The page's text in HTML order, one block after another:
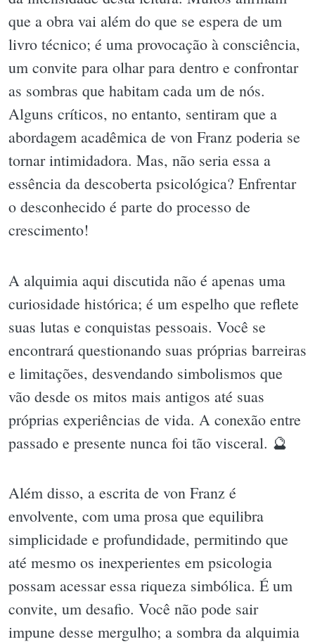
que a obra vai além do que se espera de um
livro técnico; é uma provocação à consciência,
um convite para olhar para dentro e confrontar
as sombras que habitam cada um de nós.
Alguns críticos, no entanto, sentiram que a
abordagem acadêmica de von Franz poderia se
tornar intimidadora. Mas, não seria essa a
essência da descoberta psicológica? Enfrentar
o desconhecido é parte do processo de
crescimento!
A alquimia aqui discutida não é apenas uma
curiosidade histórica; é um espelho que reflete
suas lutas e conquistas pessoais. Você se
encontrará questionando suas próprias barreiras
e limitações, desvendando simbolismos que
vão desde os mitos mais antigos até suas
próprias experiências de vida. A conexão entre
passado e presente nunca foi tão visceral. 🔮
Além disso, a escrita de von Franz é
envolvente, com uma prosa que equilibra
simplicidade e profundidade, permitindo que
até mesmo os inexperientes em psicologia
possam acessar essa riqueza simbólica. É um
convite, um desafio. Você não pode sair
impune desse mergulho; a sombra da alquimia